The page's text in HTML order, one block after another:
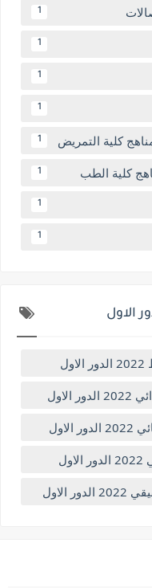
1
1
1
1
كلية التمريض 1
كلية الطب 1
1
1